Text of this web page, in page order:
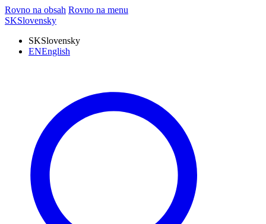
Rovno na obsah Rovno na menu
SKSlovensky
SKSlovensky
ENEnglish